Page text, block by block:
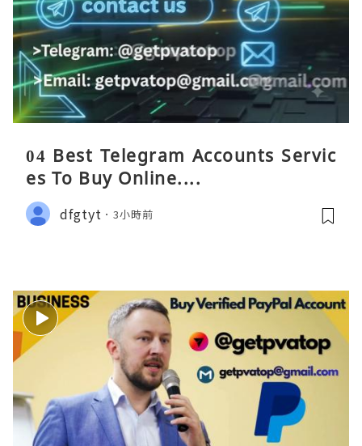
04 Best Telegram Accounts Servic
es To Buy Online....
dfgtyt 3小時前